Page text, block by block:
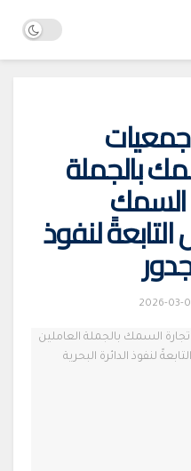
بالجملة
السمك
التابعةً لنفوذ
2026-03-